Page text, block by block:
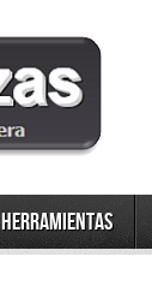
Herramientas